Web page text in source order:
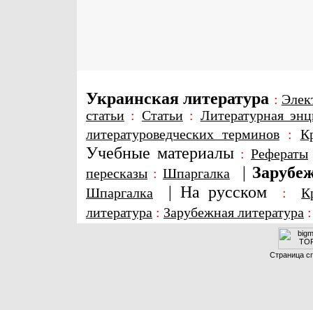
Украинская литература :
статьи : Статьи: Литературная
литературоведческих терминов:
Учебные материалы : Рефераты
пересказы : Шпаргалка |
Шпаргалка | На русском :
литература : Зарубежная литература
Страница